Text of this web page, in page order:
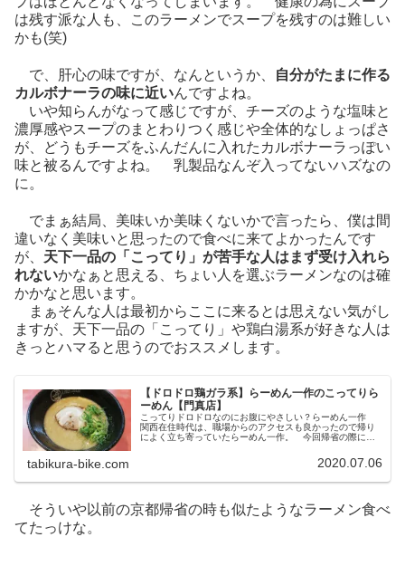
は残す派な人も、このラーメンでスープを残すのは難しい
かも(笑)
で、肝心の味ですが、なんというか、
自分がたまに作る
カルボナーラの味に近いんですよね。
いや知らんがなって感じですが、チーズのような塩味と
濃厚感やスープのまとわりつく感じや全体的なしょっぱさ
が、どうもチーズをふんだんに入れたカルボナーラっぽい
味と被るんですよね。 乳製品なんぞ入ってないハズなの
に。
でまぁ結局、美味いか美味くないかで言ったら、僕は間
違いなく美味いと思ったので食べに来てよかったんです
が、 天下一品の「こってり」が苦手な人はまず受け入れら
れないかなぁと思える、ちょい人を選ぶラーメンなのは確
かかなと思います。
まぁそんな人は最初からここに来るとは思えない気がし
ますが、天下一品の「こってり」や鶏白湯系が好きな人は
きっとハマると思うのでおススメします。
【ドロドロ鶏ガラ系】らーめん一作のこってりら
ーめん【門真店】
こってりドロドロなのにお腹にやさしい？らーめん一作
関西在住時代は、職場からのアクセスも良かったので帰り
によく立ち寄っていたらーめん一作。 今回帰省の際に数
tabikura-bike.com 2020.07.06
そういや以前の京都帰省の時も似たようなラーメン食べ
てたっけな。